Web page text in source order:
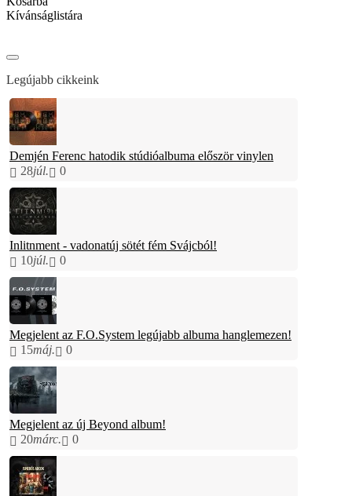
Kívánságlistára
Legújabb cikkeink
Demjén Ferenc hatodik stúdióalbuma először vinylen
28júl. 0
Inlitnment - vadonatúj sötét fém Svájcból!
10júl. 0
Megjelent az F.O.System legújabb albuma hanglemezen!
15máj. 0
Megjelent az új Beyond album!
20márc. 0